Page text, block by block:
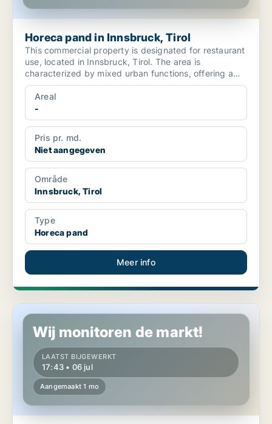
Horeca pand in Innsbruck, Tirol
This commercial property is designated for restaurant
use, located in Innsbruck, Tirol. The area is
characterized by mixed urban functions, offering a
variet...
Areal
-
Pris pr. md.
Niet aangegeven
Område
Innsbruck, Tirol
Type
Horeca pand
Meer info
Horeca pand in Innsbruck, Tirol
Wij monitoren de markt!
LAATST BIJGEWERKT
17:43 • 06 jul
Aangemaakt 1 mo